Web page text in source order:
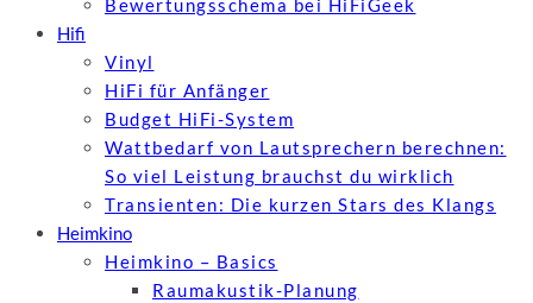
Bewertungs­schema bei HiFiGeek
Hifi
Vinyl
HiFi für Anfänger
Budget HiFi-System
Wattbedarf von Lautsprechern berechnen:
So viel Leistung brauchst du wirklich
Transienten: Die kurzen Stars des Klangs
Heimkino
Heimkino – Basics
Raumakustik-Planung